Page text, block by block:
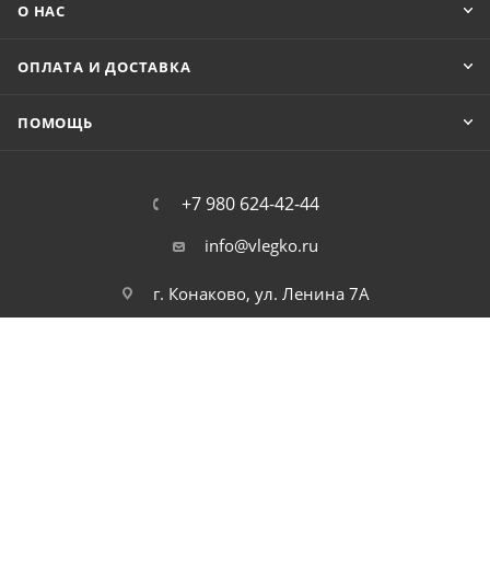
О НАС
ОПЛАТА И ДОСТАВКА
ПОМОЩЬ
+7 980 624-42-44
info@vlegko.ru
г. Конаково, ул. Ленина 7А